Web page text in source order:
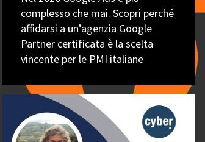
complesso che mai. Scopri perché
affidarsi a un’agenzia Google
Partner certificata è la scelta
vincente per le PMI italiane